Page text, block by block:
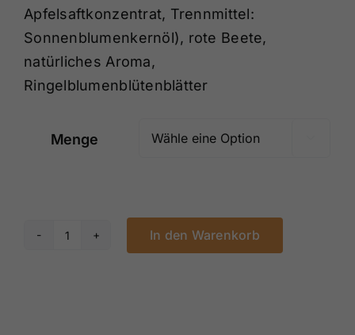
Apfelsaftkonzentrat, Trennmittel:
Sonnenblumenkernöl), rote Beete,
natürliches Aroma,
Ringelblumenblütenblätter
Menge
Salbei-
In den Warenkorb